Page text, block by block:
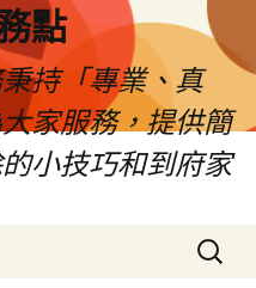
點
持「專業、真
家服務，提供簡
小技巧和到府家
搜
尋